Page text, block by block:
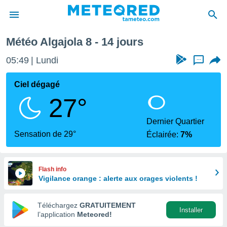
de
Météo Algajola 8 - 14 jours
05:49 Lundi ...
Ciel dégagé
27°
Sensation de 29°
Dernier Quartier
Éclairée:7%
Flash info
Vigilance orange : alerte aux orages violents !
Téléchargez GRATUITEMENT
l’application Meteored!
Installer